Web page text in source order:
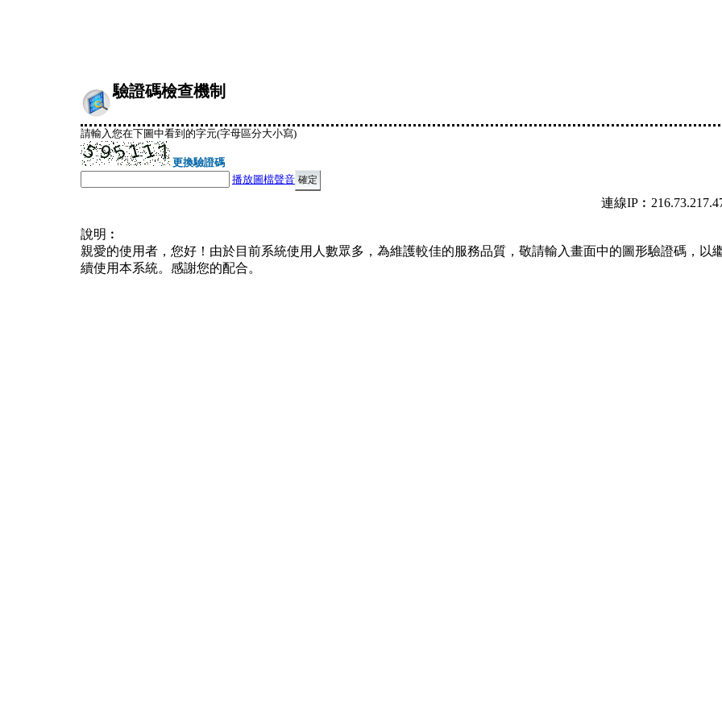
驗證碼檢查機制
請輸入您在下圖中看到的字元(字母區分大小寫)
更換驗證碼
播放圖檔聲音
連線
說明︰
親愛的使用者，您好！由於目前系統使用人數眾多，為維護較佳的服務品質，敬請輸入畫面中的圖形驗證碼，以
續使用本系統。感謝您的配合。